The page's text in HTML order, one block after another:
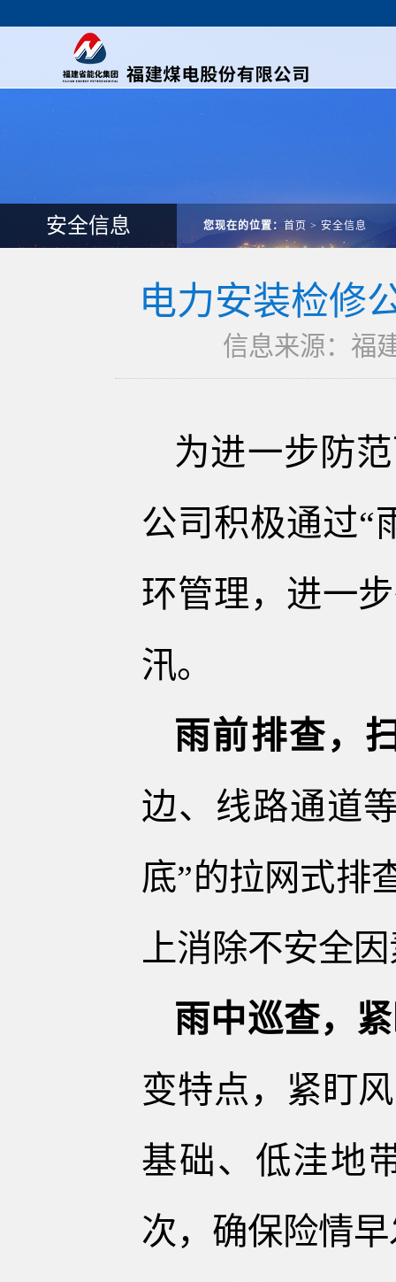
安全信息 您现在的位置： 首页 > 安全信息
电力安装检修
信息来源：福
为进一步 防范
公司 积极通过“
环管理，进一
汛。
雨前排查，
边、线路通道
底”的拉网式排
上消除不安全
雨中巡查，
变特点，紧盯
基础、低洼地
次，确保险情